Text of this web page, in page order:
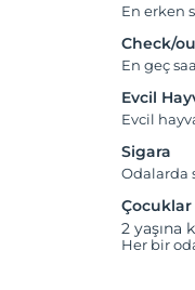
En erken
Check/
En geç
Evcil
Evcil
Sigara
Odalarda
Çocuklar
2 yaşına
Her bir